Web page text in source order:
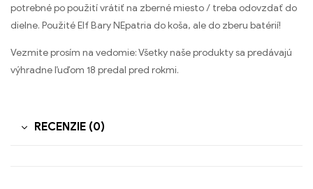
potrebné po použití vrátiť na zberné miesto / treba odovzdať do
dielne. Použité Elf Bary NEpatria do koša, ale do zberu batérií!
Vezmite prosím na vedomie: Všetky naše produkty sa predávajú
výhradne ľuďom 18 predal pred rokmi.
RECENZIE (0)